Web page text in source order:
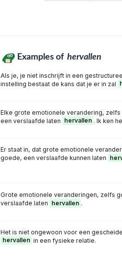
Examples of hervallen
Als je, je niet inschrijft in een
instelling bestaat de kans dat je er in zal
Elke grote emotionele verandering, zelfs
een verslaafde laten
hervallen . Ik ken
Er staat in, dat grote emotionele
goede, een verslaafde kunnen laten
Grote emotionele veranderingen, zelfs
verslaafde laten hervallen .
Het is niet ongewoon voor een
hervallen in een fysieke relatie.